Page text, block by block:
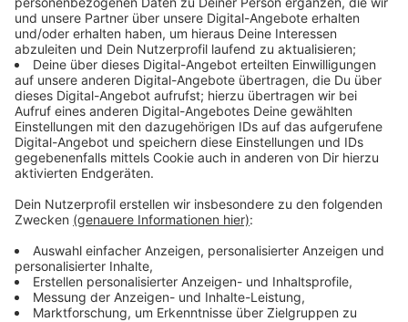
zwar weiter hoch, allerdings auf einem
gleichbleibenden Niveau. Sodass sich die Situation in
letzter Zeit nicht verschlimmert hat, heißt es. Bisher
konnte man den Betrieb allerdings nur so gut
aufrechterhalten, weil die Mitarbeitenden teilweise
Überstunden machen oder ihren Urlaub verschieben.
Ähnlich sieht es im St. Remigius und im St. Josef
Krankenhaus aus. Hier könne man die personellen
Mitarbeiter noch gut ausgleichen. Man schaue sich die
Situation aber inzwischen wieder jeden Tag genau an
und plane darum kurzfristig. Bislang laufen OPs und
Untersuchungen in den drei Krankenhäusern normal
weiter.